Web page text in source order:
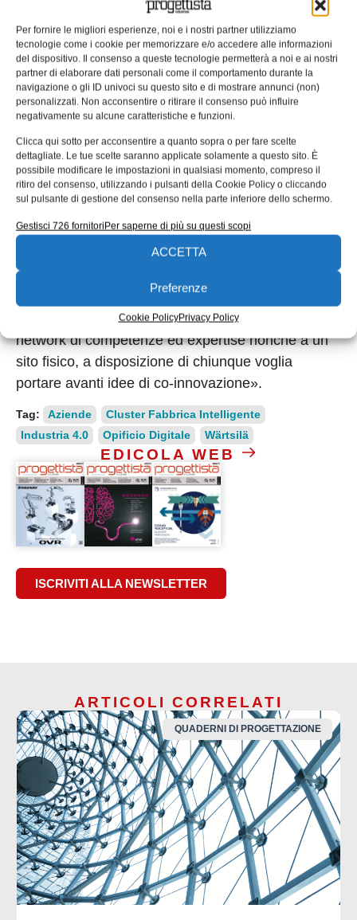
Per fornire le migliori esperienze, noi e i nostri partner utilizziamo
tecnologie come i cookie per memorizzare e/o accedere alle informazioni
del dispositivo. Il consenso a queste tecnologie permetterà a noi e ai nostri
partner di elaborare dati personali come il comportamento durante la
navigazione o gli ID univoci su questo sito e di mostrare annunci (non)
personalizzati. Non acconsentire o ritirare il consenso può influire
negativamente su alcune caratteristiche e funzioni.
Clicca qui sotto per acconsentire a quanto sopra o per fare scelte
dettagliate. Le tue scelte saranno applicate solamente a questo sito. È
possibile modificare le impostazioni in qualsiasi momento, compreso il
ritiro del consenso, utilizzando i pulsanti della Cookie Policy o cliccando
sul pulsante di gestione del consenso nella parte inferiore dello schermo.
Gestisci 726 fornitoriPer saperne di più su questi scopi
ACCETTA
Preferenze
Cookie PolicyPrivacy Policy
unidirezionale e, per certi versi, di loro proprietà.
Noi invece vogliamocondividere con le PMI
diversi tool nella consapevolezza che questi
potranno essere condivisi con le altre filiere di cui
queste imprese fanno parte. Se si dà la possibilità
alle piccole imprese di accedere a strumenti di
questo tipo, si offre qualcosa di concreto e si fa
crescere l’intera filiera. La nostra idea è di creare
una libreria di tecnologie comuni da mettere a
si troveranno delle soluzioni per lo smart
manufacturing (ad esempio un sistema scalabile
per l’execution basato su microservizi, con
un’impostazione modulare paragonabile ai “Lego
Bricks”) e vi sarà la possibilità di accedere a un
network di competenze ed expertise nonché a un
sito fisico, a disposizione di chiunque voglia
portare avanti idee di co-innovazione».
Tag: Aziende
Cluster Fabbrica Intelligente
Industria 4.0
Opificio Digitale Wärtsilä
EDICOLA WEB
ISCRIVITI ALLA NEWSLETTER
ARTICOLI CORRELATI
QUADERNI DI PROGETTAZIONE